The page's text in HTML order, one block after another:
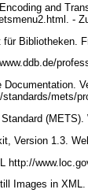
and
-
Bibliotheken.
mets/
Version 1.3.
http://
Images in